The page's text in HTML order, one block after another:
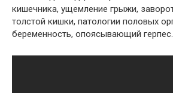
кишечника, ущемление грыжи,
толстой кишки, патологии половых
беременность, опоясывающий герпес.